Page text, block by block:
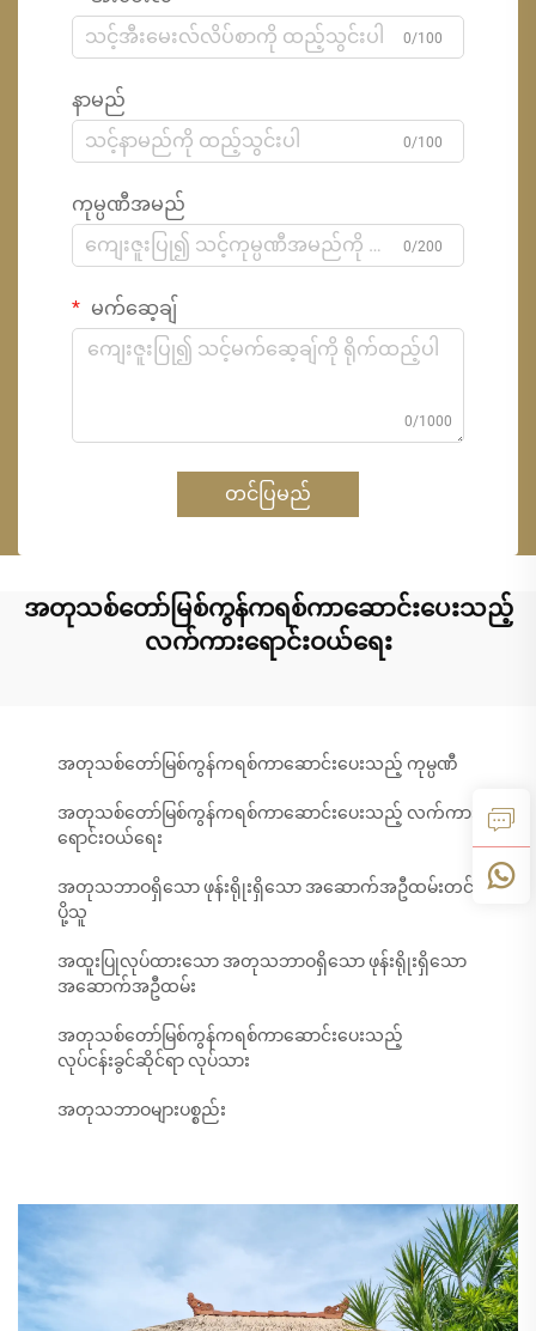
0/100
နာမည်
0/100
ကုမ္ပဏီအမည်
0/200
မက်ဆေ့ချ်
0/1000
တင်ပြမည်
အတုသစ်တော်မြစ်ကွန်ကရစ်ကာဆောင်းပေးသည့်
လက်ကားရောင်းဝယ်ရေး
အတုသစ်တော်မြစ်ကွန်ကရစ်ကာဆောင်းပေးသည့် ကုမ္ပဏီ
အတုသစ်တော်မြစ်ကွန်ကရစ်ကာဆောင်းပေးသည့် လက်ကား
ရောင်းဝယ်ရေး
အတုသဘာဝရှိသော ဖုန်းရိုုးရှိသော အဆောက်အဦထမ်းတင်
ပို့သူ
အထူးပြုလုပ်ထားသော အတုသဘာဝရှိသော ဖုန်းရိုုးရှိသော
အဆောက်အဦထမ်း
အတုသစ်တော်မြစ်ကွန်ကရစ်ကာဆောင်းပေးသည့်
လုပ်ငန်းခွင်ဆိုင်ရာ လုပ်သား
အတုသဘာဝများပစ္စည်း